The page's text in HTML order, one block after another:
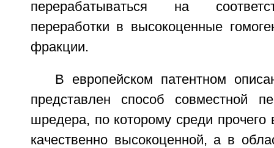
перерабатываться на
переработки в высокоценные
фракции.
В европейском патентном
представлен способ совместной
шредера, по которому среди прочего
качественно высокоценной, а в